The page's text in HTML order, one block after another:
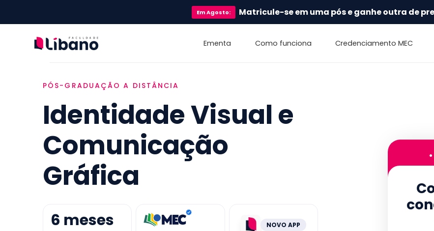
EmAgosto: Matricule-se em uma pós e ganhe outra de
Ementa Como funciona Credenciamento MEC
PÓS-GRADUAÇÃO A DISTÂNCIA
Identidade Visual e
Comunicação
Gráfica
6 meses
NOVO APP